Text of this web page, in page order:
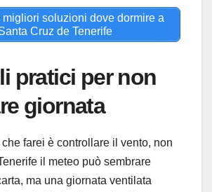
migliori soluzioni dove dormire a
Cruz de Tenerife
pratici per non
giornata
che farei è controllare il vento, non
il meteo può sembrare
ma una giornata ventilata